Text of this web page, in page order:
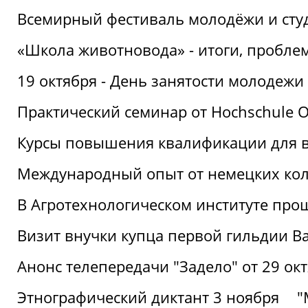
Всемирный фестиваль молодёжи и
«Школа животновода» - итоги,
19 октября - День занятости молодежи
Практический семинар от Hochschule
Курсы повышения квалификации для
Международный опыт от немецких
В Агротехнологическом институте
Визит внучки купца первой гильдии
Анонс телепередачи "Задело" от 29
Этнографический диктант 3 ноября